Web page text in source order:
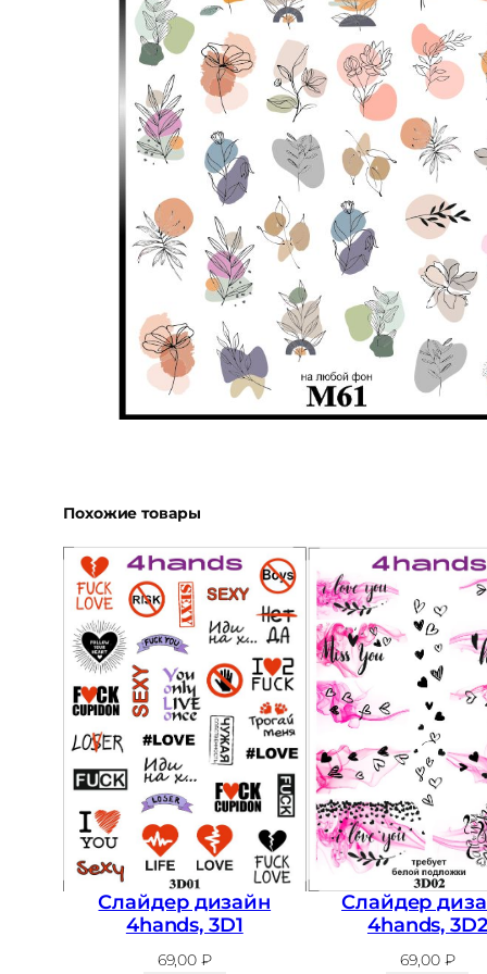
Похожие товары
Слайдер дизайн
4hands, 3D1
69,00₽
Слайдер
4hands, 3D2
69,00 ₽